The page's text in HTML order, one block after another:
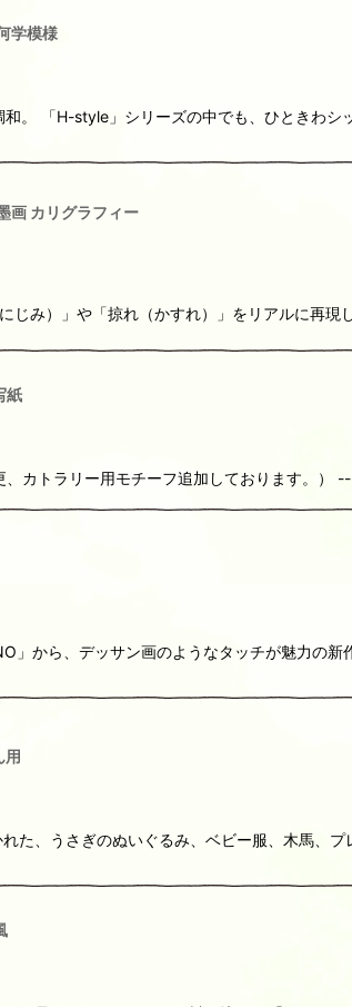
学模様
。 「H-style」シリーズの中でも、ひときわシ
画 カリグラフィー
じみ）」や「掠れ（かすれ）」をリアルに再現
紙
、カトラリー用モチーフ追加しております。）
」から、デッサン画のようなタッチが魅力の
用
た、うさぎのぬいぐるみ、ベビー服、木馬、